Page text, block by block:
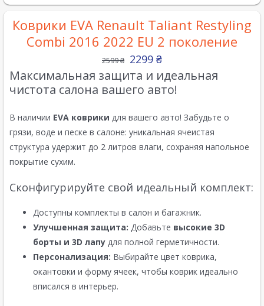
Коврики EVA Renault Taliant Restyling
Combi 2016 2022 EU 2 поколение
2599₴ 2299 ₴
Максимальная защита и идеальная
чистота салона вашего авто!
В наличии EVA коврики для вашего авто! Забудьте о
грязи, воде и песке в салоне: уникальная ячеистая
структура удержит до 2 литров влаги, сохраняя напольное
покрытие сухим.
Сконфигурируйте свой идеальный комплект:
Доступны комплекты в салон и багажник.
Улучшенная защита: Добавьте высокие 3D
борты и 3D лапу для полной герметичности.
Персонализация: Выбирайте цвет коврика,
окантовки и форму ячеек, чтобы коврик идеально
вписался в интерьер.